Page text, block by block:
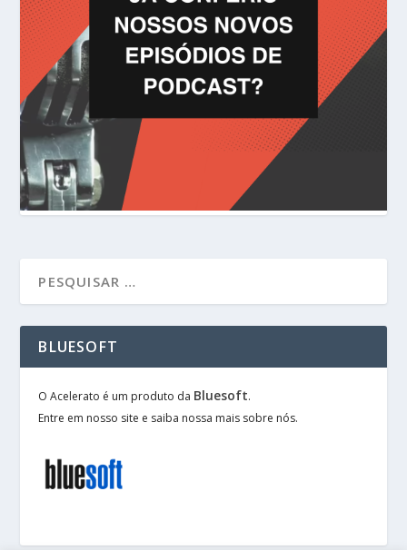
BLUESOFT
O Acelerato é um produto da Bluesoft.
Entre em nosso site e saiba nossa mais sobre nós.